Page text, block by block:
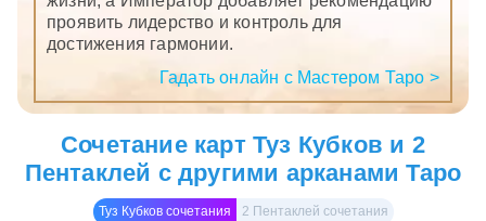
проявить лидерство и контроль для
достижения гармонии.
Гадать онлайн с Мастером Таро >
Сочетание карт Туз Кубков и 2
Пентаклей с другими арканами Таро
Туз Кубков сочетания 2 Пентаклей сочетания